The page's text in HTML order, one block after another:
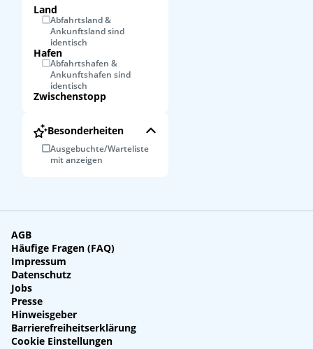
Land
Abfahrtsland &
Ankunftsland sind
identisch
Hafen
Abfahrtshafen &
Ankunftshafen sind
identisch
Zwischenstopp
Besonderheiten
Ausgebuchte/Warteliste
mit anzeigen
AGB
Häufige Fragen (FAQ)
Impressum
Datenschutz
Jobs
Presse
Hinweisgeber
Barrierefreiheitserklärung
Cookie Einstellungen